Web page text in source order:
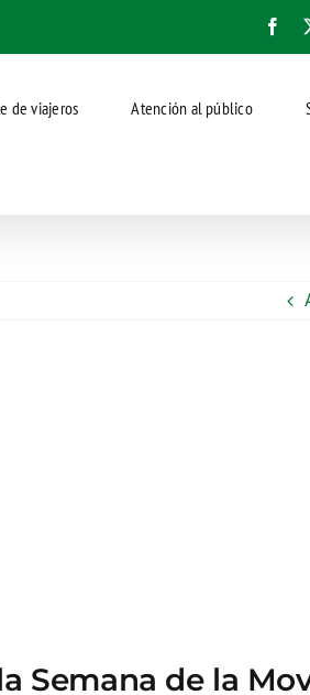
de viajeros Atención al público
Semana de la